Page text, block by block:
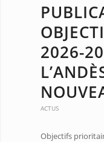
2026-
ACTUS
Objectifs